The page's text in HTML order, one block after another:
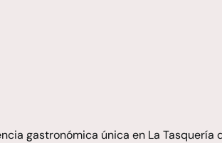
gastronómica única en La Tasquería